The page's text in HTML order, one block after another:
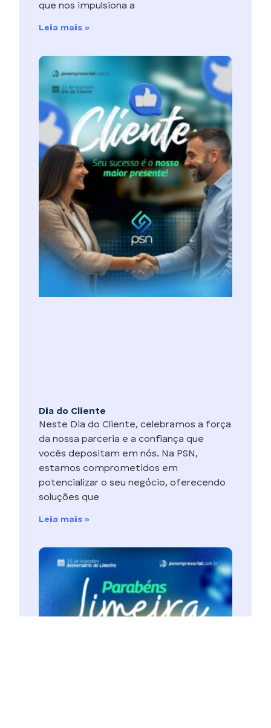
que nos impulsiona a
Leia mais »
Dia do Cliente
Neste Dia do Cliente, celebramos a força
da nossa parceria e a confiança que
vocês depositam em nós. Na PSN,
estamos comprometidos em
potencializar o seu negócio, oferecendo
soluções que
Leia mais »